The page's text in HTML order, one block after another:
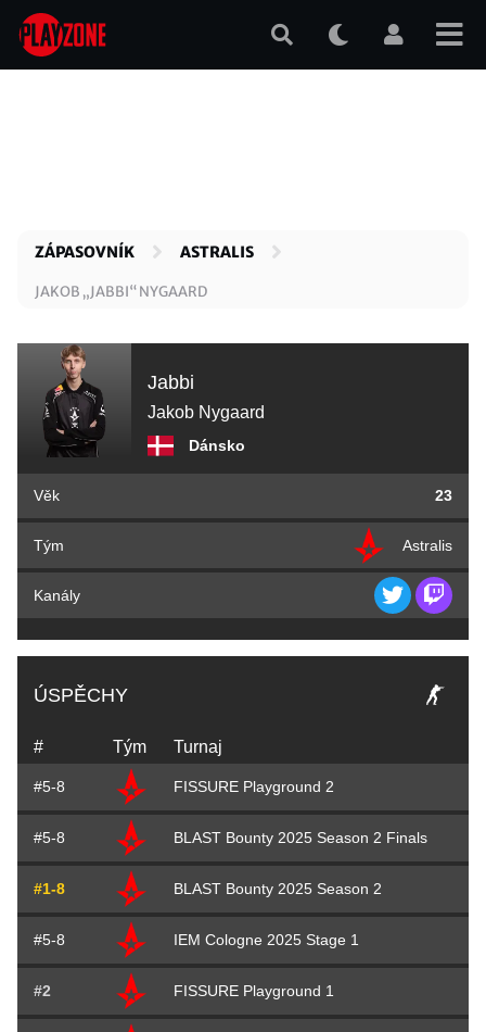
Přejít
hlavnímu
ZÁPASOVNÍK ASTRALIS
JAKOB „JABBI“ NYGAARD
Jabbi
Jakob Nygaard
Dánsko
Věk 23
Tým Astralis
Kanály
ÚSPĚCHY
# Tým Turnaj
#5-8 FISSURE Playground 2
#5-8 BLAST Bounty 2025 Season 2 Finals
#1-8 BLAST Bounty 2025 Season 2
#5-8 IEM Cologne 2025 Stage 1
#2 FISSURE Playground 1